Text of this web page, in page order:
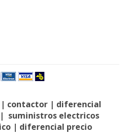
contactor| diferencial
suministros electricos
| diferencial precio